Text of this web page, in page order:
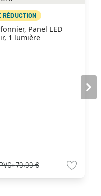
RÉDUCTION
Panel LED
1 lumière
79,99 €